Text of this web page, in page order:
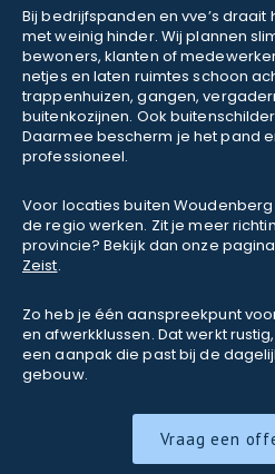
Bij bedrijfspanden en vve’s
met weinig hinder. Wij plannen
bewoners, klanten of
netjes en laten ruimtes schoon
trappenhuizen, gangen,
buitenkozijnen. Ook
Daarmee bescherm je het pand
professioneel.
Voor locaties buiten
de regio werken. Zit je meer
provincie? Bekijk dan onze
Zeist.
Zo heb je één aanspreekpunt
en afwerkklussen. Dat werkt
een aanpak die past bij de
gebouw.
Vraag een